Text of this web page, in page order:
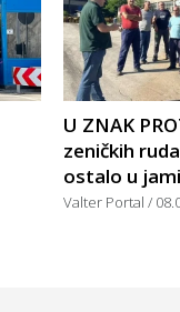
U ZNAK
zeničkih
ostalo u
Valter Portal